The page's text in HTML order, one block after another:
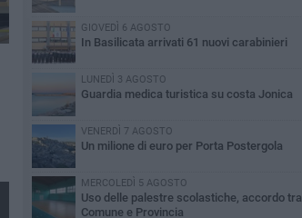
GIOVEDÌ 6 AGOSTO
In Basilicata arrivati 61 nuovi carabinieri
LUNEDÌ 3 AGOSTO
Guardia medica turistica su costa Jonica
VENERDÌ 7 AGOSTO
Un milione di euro per Porta Postergola
MERCOLEDÌ 5 AGOSTO
Uso delle palestre scolastiche, accordo tra
Comune e Provincia